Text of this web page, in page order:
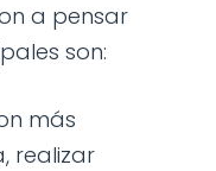
a pensar
son:
más
realizar